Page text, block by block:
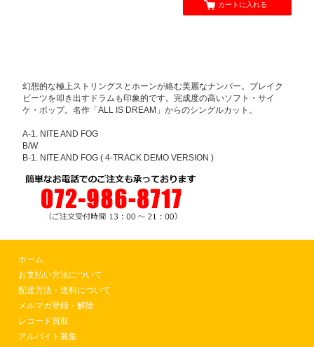
カートに入れる
幻想的な極上ストリングスとホーンが絡む美麗なナンバー。ブレイク
ビーツを叩き出すドラムも印象的です。完成度の高いソフト・サイ
ケ・ポップ。名作「ALL IS DREAM」からのシングルカット。
A-1. NITE AND FOG
B/W
B-1. NITE AND FOG ( 4-TRACK DEMO VERSION )
ホーム
お支払い方法について
配送方法・送料について
メルマガ登録・解除
レコード買取
アルバイト募集